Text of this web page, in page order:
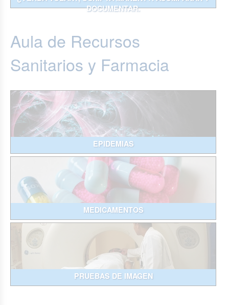
DOCUMENTAR.
Aula de Recursos
Sanitarios y Farmacia
EPIDEMIAS
MEDICAMENTOS
PRUEBAS DE IMAGEN